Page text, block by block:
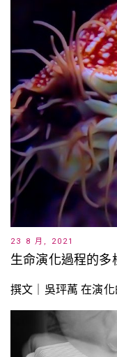
23 8 月, 2021
生命演化過程的多
撰文｜吳玶萭 在演